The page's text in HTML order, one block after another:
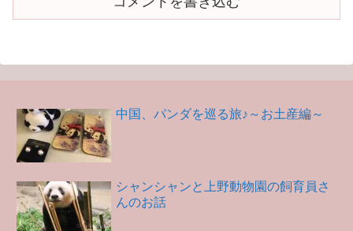
中国、パンダを巡る旅♪～お土産編～
シャンシャンと上野動物園の飼育員さ
んのお話